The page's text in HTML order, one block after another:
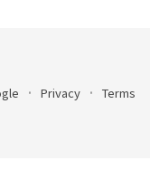
Privacy Terms